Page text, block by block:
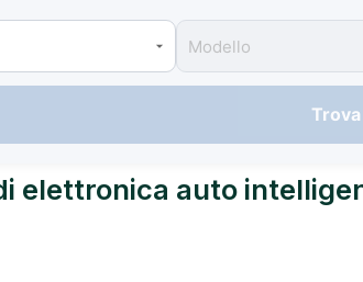
elettronica auto